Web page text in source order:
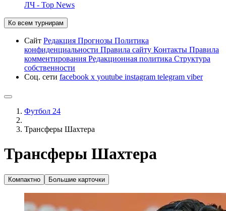
ЛЧ - Top News
Ко всем турнирам
Сайт Редакция Прогнозы Политика
конфиденциальности Правила сайту Контакты Правила
комментирования Редакционная политика Структура
собственности
Соц. сети facebook x youtube instagram telegram viber
Футбол 24
Трансферы Шахтера
Трансферы Шахтера
Компактно Большие карточки